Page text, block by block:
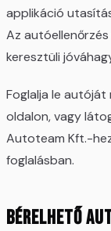
applikáció
Az
keresztüli
Foglalja le autóját
oldalon, vagy
Autoteam Kft.-
foglalásban.
Bérelhető